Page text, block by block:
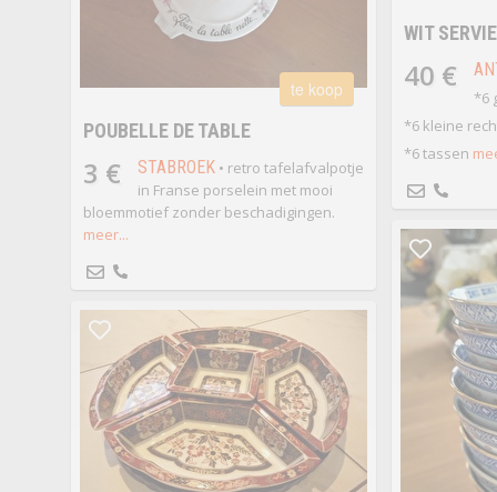
WIT
40 €
*6
*6 kleine
*6 tassen
te koop
POUBELLE DE TABLE
3 € STABROEK• retro tafelafvalpotje
in Franse porselein met mooi
bloemmotief zonder beschadigingen.
meer...